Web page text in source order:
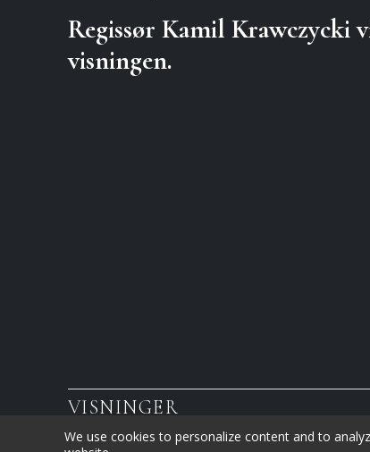
Regissør Kamil Krawczycki
visningen.
VISNINGER
We use cookies to personalize content and to